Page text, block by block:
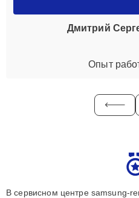
Дмитрий
Опыт
В сервисном центре samsung-